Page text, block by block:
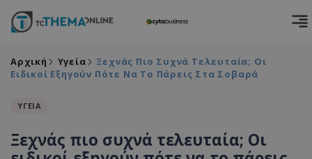
Αρχική Υγεία
Ξεχνάς Πιο Συχνά Τελευταία; Οι
Ειδικοί Εξηγούν Πότε Να Το Πάρεις Στα Σοβαρά
ΥΓΕΙΑ
Ξεχνάς πιο συχνά τελευταία; Οι